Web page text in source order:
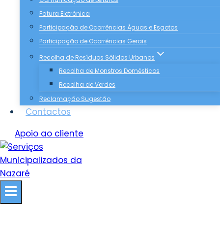
Fatura Eletrónica
Participação de Ocorrências Águas e Esgotos
Participação de Ocorrências Gerais
Recolha de Resíduos Sólidos Urbanos
Recolha de Monstros Domésticos
Recolha de Verdes
Reclamação Sugestão
Contactos
Apoio ao cliente